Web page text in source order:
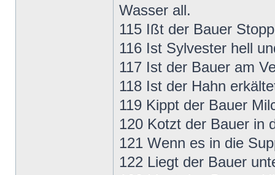
Wasser all.
115 Ißt der Bauer
116 Ist Sylvester hell
117 Ist der Bauer am
118 Ist der Hahn
119 Kippt der Bauer
120 Kotzt der Bauer in
121 Wenn es in die
122 Liegt der Bauer